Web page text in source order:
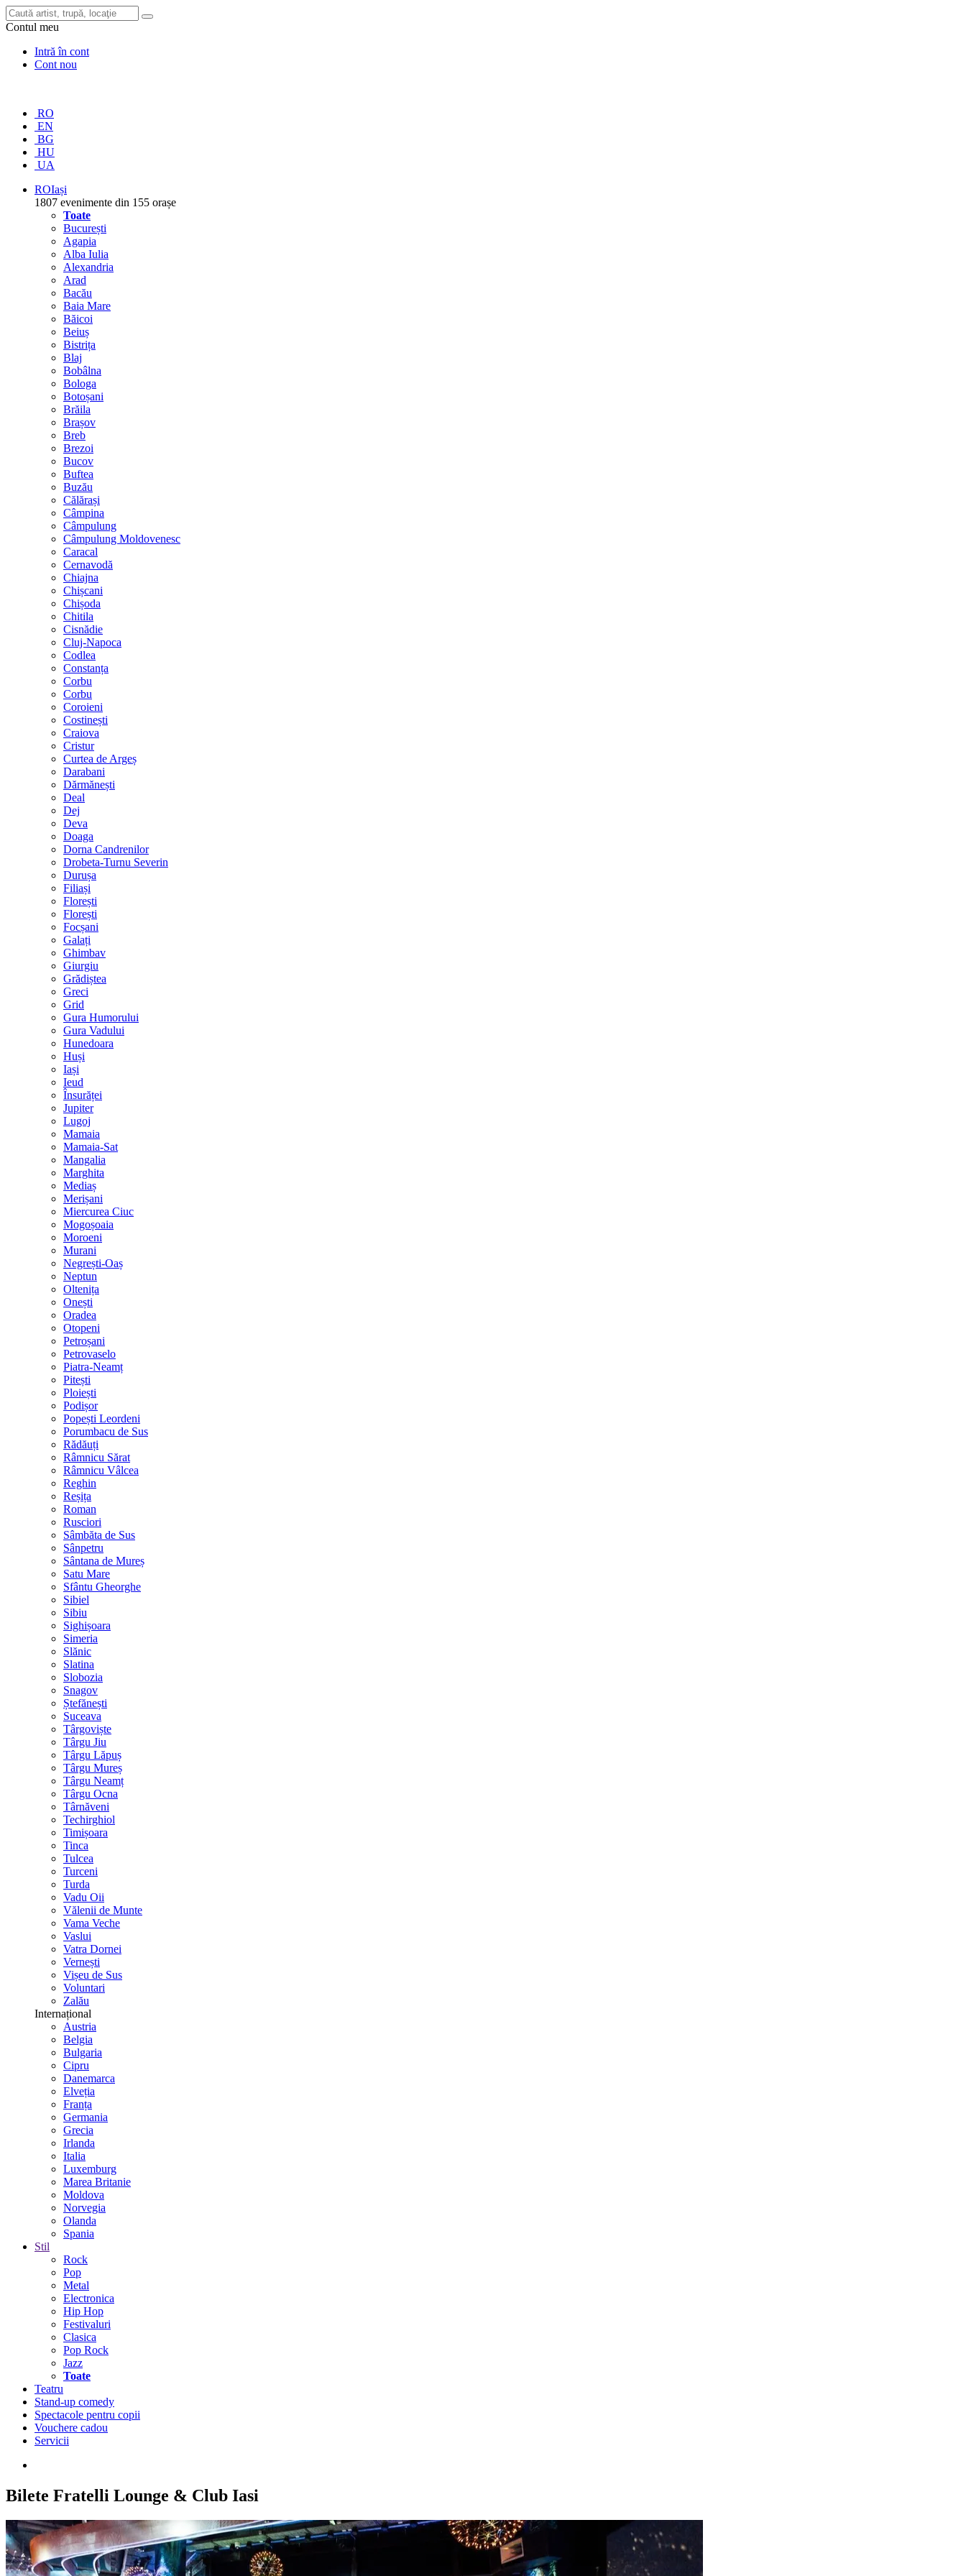
Contul meu
Intră în cont
Cont nou
RO
EN
BG
HU
UA
ROIași
1807 evenimente din 155 orașe
Toate
București
Agapia
Alba Iulia
Alexandria
Arad
Bacău
Baia Mare
Băicoi
Beiuș
Bistrița
Blaj
Bobâlna
Bologa
Botoșani
Brăila
Brașov
Breb
Brezoi
Bucov
Buftea
Buzău
Călărași
Câmpina
Câmpulung
Câmpulung Moldovenesc
Caracal
Cernavodă
Chiajna
Chișcani
Chișoda
Chitila
Cisnădie
Cluj-Napoca
Codlea
Constanța
Corbu
Corbu
Coroieni
Costinești
Craiova
Cristur
Curtea de Argeș
Darabani
Dărmănești
Deal
Dej
Deva
Doaga
Dorna Candrenilor
Drobeta-Turnu Severin
Durușa
Filiași
Florești
Florești
Focșani
Galați
Ghimbav
Giurgiu
Grădiștea
Greci
Grid
Gura Humorului
Gura Vadului
Hunedoara
Huși
Iași
Ieud
Însurăței
Jupiter
Lugoj
Mamaia
Mamaia-Sat
Mangalia
Marghita
Mediaș
Merișani
Miercurea Ciuc
Mogoșoaia
Moroeni
Murani
Negrești-Oaș
Neptun
Oltenița
Onești
Oradea
Otopeni
Petroșani
Petrovaselo
Piatra-Neamț
Pitești
Ploiești
Podișor
Popești Leordeni
Porumbacu de Sus
Rădăuți
Râmnicu Sărat
Râmnicu Vâlcea
Reghin
Reșița
Roman
Rusciori
Sâmbăta de Sus
Sânpetru
Sântana de Mureș
Satu Mare
Sfântu Gheorghe
Sibiel
Sibiu
Sighișoara
Simeria
Slănic
Slatina
Slobozia
Snagov
Ștefănești
Suceava
Târgoviște
Târgu Jiu
Târgu Lăpuș
Târgu Mureș
Târgu Neamț
Târgu Ocna
Târnăveni
Techirghiol
Timișoara
Tinca
Tulcea
Turceni
Turda
Vadu Oii
Vălenii de Munte
Vama Veche
Vaslui
Vatra Dornei
Vernești
Vișeu de Sus
Voluntari
Zalău
Internațional
Austria
Belgia
Bulgaria
Cipru
Danemarca
Elveția
Franța
Germania
Grecia
Irlanda
Italia
Luxemburg
Marea Britanie
Moldova
Norvegia
Olanda
Spania
Stil
Rock
Pop
Metal
Electronica
Hip Hop
Festivaluri
Clasica
Pop Rock
Jazz
Toate
Teatru
Stand-up comedy
Spectacole pentru copii
Vouchere cadou
Servicii
Bilete Fratelli Lounge & Club Iasi